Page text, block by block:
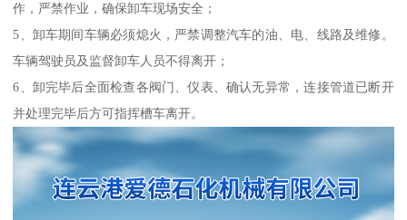
作，严禁作业，确保卸车现场安全；
5、卸车期间车辆必须熄火，严禁调整汽车的油、电、线路及维修。
车辆驾驶员及监督卸车人员不得离开；
6、卸完毕后全面检查各阀门、仪表、确认无异常，连接管道已断开
并处理完毕后方可指挥槽车离开。